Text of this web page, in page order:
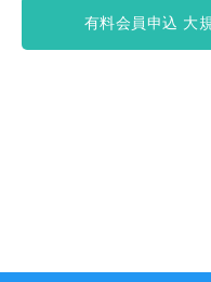
有料会員申込 大